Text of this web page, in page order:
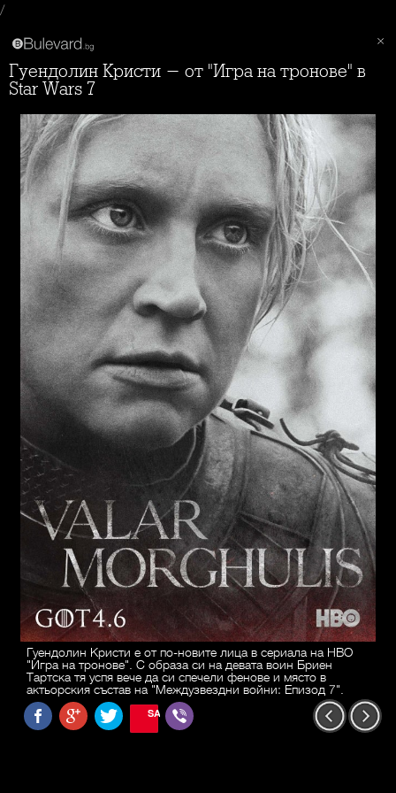
/
Гуендолин Кристи - от "Игра на тронове" в
Star Wars 7
Гуендолин Кристи е от по-новите лица в сериала на HBO
"Игра на тронове". С образа си на девата воин Бриен
Тартска тя успя вече да си спечели фенове и място в
актьорския състав на "Междузвездни войни: Епизод 7".
SAVE